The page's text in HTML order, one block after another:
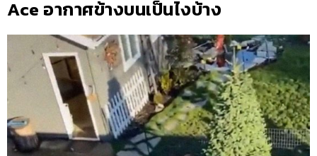
Ace อากาศข้างบนเป็นไงบ้าง